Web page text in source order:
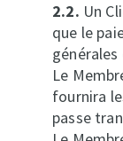
2.2. Un
que le
Le
fournira
passe